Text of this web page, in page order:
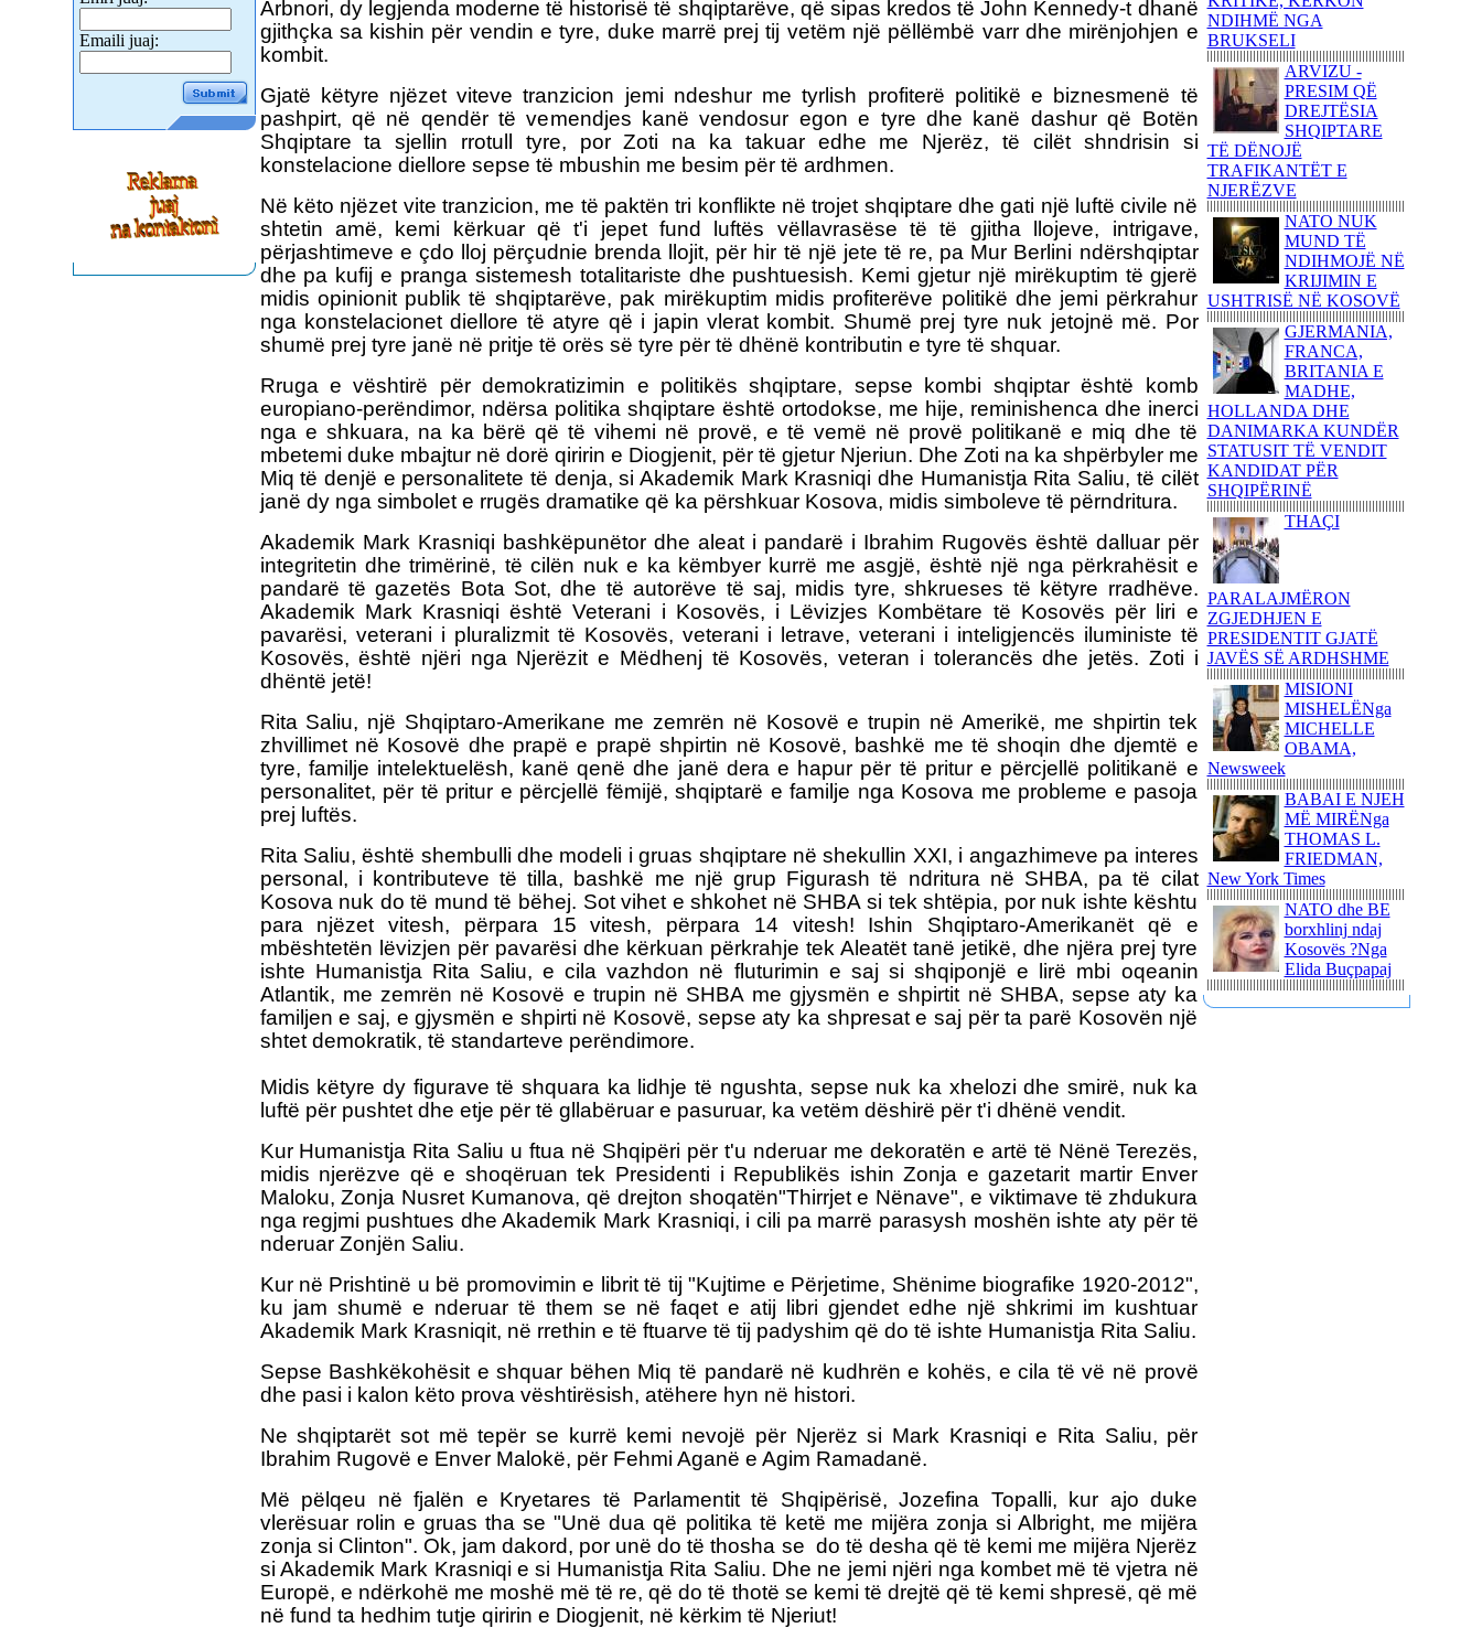
Emaili juaj:
Arbnori, dy legjenda moderne të historisë të shqiptarëve, që sipas kredos të John Kennedy-t dhanë
gjithçka sa kishin për vendin e tyre, duke marrë prej tij vetëm një pëllëmbë varr dhe mirënjohjen e
kombit.
Gjatë këtyre njëzet viteve tranzicion jemi ndeshur me tyrlish profiterë politikë e biznesmenë të
pashpirt, që në qendër të vemendjes kanë vendosur egon e tyre dhe kanë dashur që Botën
Shqiptare ta sjellin rrotull tyre, por Zoti na ka takuar edhe me Njerëz, të cilët shndrisin si
konstelacione diellore sepse të mbushin me besim për të ardhmen.
Në këto njëzet vite tranzicion, me të paktën tri konflikte në trojet shqiptare dhe gati një luftë civile në
shtetin amë, kemi kërkuar që t'i jepet fund luftës vëllavrasëse të të gjitha llojeve, intrigave,
përjashtimeve e çdo lloj përçudnie brenda llojit, për hir të një jete të re, pa Mur Berlini ndërshqiptar
dhe pa kufij e pranga sistemesh totalitariste dhe pushtuesish. Kemi gjetur një mirëkuptim të gjerë
midis opinionit publik të shqiptarëve, pak mirëkuptim midis profiterëve politikë dhe jemi përkrahur
nga konstelacionet diellore të atyre që i japin vlerat kombit. Shumë prej tyre nuk jetojnë më. Por
shumë prej tyre janë në pritje të orës së tyre për të dhënë kontributin e tyre të shquar.
Rruga e vështirë për demokratizimin e politikës shqiptare, sepse kombi shqiptar është komb
europiano-perëndimor, ndërsa politika shqiptare është ortodokse, me hije, reminishenca dhe inerci
nga e shkuara, na ka bërë që të vihemi në provë, e të vemë në provë politikanë e miq dhe të
mbetemi duke mbajtur në dorë qiririn e Diogjenit, për të gjetur Njeriun. Dhe Zoti na ka shpërbyler me
Miq të denjë e personalitete të denja, si Akademik Mark Krasniqi dhe Humanistja Rita Saliu, të cilët
janë dy nga simbolet e rrugës dramatike që ka përshkuar Kosova, midis simboleve të përndritura.
Akademik Mark Krasniqi bashkëpunëtor dhe aleat i pandarë i Ibrahim Rugovës është dalluar për
integritetin dhe trimërinë, të cilën nuk e ka këmbyer kurrë me asgjë, është një nga përkrahësit e
pandarë të gazetës Bota Sot, dhe të autorëve të saj, midis tyre, shkrueses të këtyre rradhëve.
Akademik Mark Krasniqi është Veterani i Kosovës, i Lëvizjes Kombëtare të Kosovës për liri e
pavarësi, veterani i pluralizmit të Kosovës, veterani i letrave, veterani i inteligjencës iluministe të
Kosovës, është njëri nga Njerëzit e Mëdhenj të Kosovës, veteran i tolerancës dhe jetës. Zoti i
dhëntë jetë!
Rita Saliu, një Shqiptaro-Amerikane me zemrën në Kosovë e trupin në Amerikë, me shpirtin tek
zhvillimet në Kosovë dhe prapë e prapë shpirtin në Kosovë, bashkë me të shoqin dhe djemtë e
tyre, familje intelektuelësh, kanë qenë dhe janë dera e hapur për të pritur e përcjellë politikanë e
personalitet, për të pritur e përcjellë fëmijë, shqiptarë e familje nga Kosova me probleme e pasoja
prej luftës.
Rita Saliu, është shembulli dhe modeli i gruas shqiptare në shekullin XXI, i angazhimeve pa interes
personal, i kontributeve të tilla, bashkë me një grup Figurash të ndritura në SHBA, pa të cilat
Kosova nuk do të mund të bëhej. Sot vihet e shkohet në SHBA si tek shtëpia, por nuk ishte kështu
para njëzet vitesh, përpara 15 vitesh, përpara 14 vitesh! Ishin Shqiptaro-Amerikanët që e
mbështetën lëvizjen për pavarësi dhe kërkuan përkrahje tek Aleatët tanë jetikë, dhe njëra prej tyre
ishte Humanistja Rita Saliu, e cila vazhdon në fluturimin e saj si shqiponjë e lirë mbi oqeanin
Atlantik, me zemrën në Kosovë e trupin në SHBA me gjysmën e shpirtit në SHBA, sepse aty ka
familjen e saj, e gjysmën e shpirti në Kosovë, sepse aty ka shpresat e saj për ta parë Kosovën një
shtet demokratik, të standarteve perëndimore.
Midis këtyre dy figurave të shquara ka lidhje të ngushta, sepse nuk ka xhelozi dhe smirë, nuk ka
luftë për pushtet dhe etje për të gllabëruar e pasuruar, ka vetëm dëshirë për t'i dhënë vendit.
Kur Humanistja Rita Saliu u ftua në Shqipëri për t'u nderuar me dekoratën e artë të Nënë Terezës,
midis njerëzve që e shoqëruan tek Presidenti i Republikës ishin Zonja e gazetarit martir Enver
Maloku, Zonja Nusret Kumanova, që drejton shoqatën"Thirrjet e Nënave", e viktimave të zhdukura
nga regjmi pushtues dhe Akademik Mark Krasniqi, i cili pa marrë parasysh moshën ishte aty për të
nderuar Zonjën Saliu.
Kur në Prishtinë u bë promovimin e librit të tij "Kujtime e Përjetime, Shënime biografike 1920-2012",
ku jam shumë e nderuar të them se në faqet e atij libri gjendet edhe një shkrimi im kushtuar
Akademik Mark Krasniqit, në rrethin e të ftuarve të tij padyshim që do të ishte Humanistja Rita Saliu.
Sepse Bashkëkohësit e shquar bëhen Miq të pandarë në kudhrën e kohës, e cila të vë në provë
dhe pasi i kalon këto prova vështirësish, atëhere hyn në histori.
Ne shqiptarët sot më tepër se kurrë kemi nevojë për Njerëz si Mark Krasniqi e Rita Saliu, për
Ibrahim Rugovë e Enver Malokë, për Fehmi Aganë e Agim Ramadanë.
Më pëlqeu në fjalën e Kryetares të Parlamentit të Shqipërisë, Jozefina Topalli, kur ajo duke
vlerësuar rolin e gruas tha se "Unë dua që politika të ketë me mijëra zonja si Albright, me mijëra
zonja si Clinton". Ok, jam dakord, por unë do të thosha se do të desha që të kemi me mijëra Njerëz
si Akademik Mark Krasniqi e si Humanistja Rita Saliu. Dhe ne jemi njëri nga kombet më të vjetra në
Europë, e ndërkohë me moshë më të re, që do të thotë se kemi të drejtë që të kemi shpresë, që më
në fund ta hedhim tutje qiririn e Diogjenit, në kërkim të Njeriut!
80 AMERIKANË
KËNDOJNË SOT PARA
KUVENDIT TË
SHQIPËRISË KËNGË
PATRIOTIKE SHQIPTARE
PARULLA DASHURIE
PËR KOSOVËN DHE
SHKRIMTARI
ZEJNULLAH
RRAHMANINga REXHEP
SHAHU
SHQIPTARËT E
BASHKUAR NGRITËN
FLAMURIN KOMBËTAR
NË 'KËMBANËN E
PAQES' NË
ROVERETOFotoreportazh
nga FLORIM ZEQA
VRASJA E POPULLIT
DHE SHTETIT NË EMËR
TË PUSHTETIT!-Apo çfarë
(çka) ndodhi në
Kumanovë...?!Nga AGRON
SHABANI
NJË ITINERAR
TRONDITËS
POETIKShaip Beqiri: Hidra
e mllefit / Hydra des Zorns,
Limmat Verlag, 2014,
ZÃ¼richNga ADEM
GASHI
PAUL GAUGUIN - NJË
UDHËTIM DREJT
VENDEVE
IDILIKEEkspozita e
Fondation Beyeler propozon
një nga ngjarjet kulturore
pikante të vitit 2015
PërkujtimMARIAN TUNAJ
- VEPRIMTAR I SHQUAR
PËR LIRINË DHE
PAVARËSINË E
NDIHMË NGA
BRUKSELI
ARVIZU -
PRESIM QË
DREJTËSIA
SHQIPTARE
TË DËNOJË
TRAFIKANTËT E
NJERËZVE
NATO NUK
MUND TË
NDIHMOJË NË
KRIJIMIN E
USHTRISË NË KOSOVË
GJERMANIA,
FRANCA,
BRITANIA E
MADHE,
HOLLANDA DHE
DANIMARKA KUNDËR
STATUSIT TË VENDIT
KANDIDAT PËR
SHQIPËRINË
THAÇI
PARALAJMËRON
ZGJEDHJEN E
PRESIDENTIT GJATË
JAVËS SË ARDHSHME
MISIONI
MISHELËNga
MICHELLE
OBAMA,
Newsweek
BABAI E NJEH
MË MIRËNga
THOMAS L.
FRIEDMAN,
New York Times
NATO dhe BE
borxhlinj ndaj
Kosovës ?Nga
Elida Buçpapaj